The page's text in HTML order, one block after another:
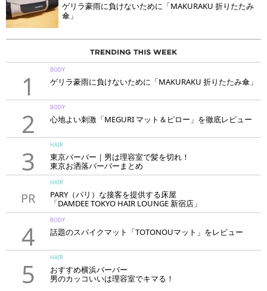
ゲリラ豪雨に負けないために「MAKURAKU 折りたたみ
傘」
1
BODY
ゲリラ豪雨に負けないために「MAKURAKU 折りたたみ傘」
2
BODY
心地よい刺激「MEGURI マット＆ピロー」を徹底レビュー
3
HAIR
東京バーバー｜男は理容室で髪を切れ！
東京お洒落バーバーまとめ
PR
HAIR
PARY（パリ）な接客を提供する床屋
「DAMDEE TOKYO HAIR LOUNGE 新宿店」
4
BODY
話題のスパイクマット「TOTONOUマット」をレビュー
5
HAIR
おすすめ横浜バーバー
男のカッコいいは理容室でキマる！